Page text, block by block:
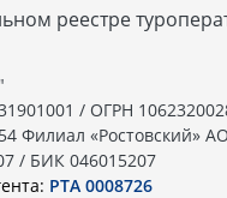
реестре
/ ОГРН
Филиал «Ростовский»
/ БИК 046015207
РТА 0008726